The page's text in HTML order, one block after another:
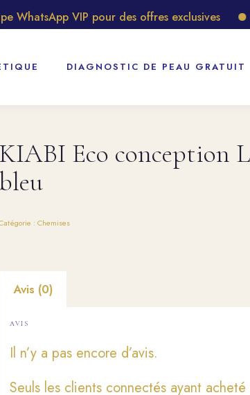
VIP pour des offres exclusives
DIAGNOSTIC DE PEAU GRATUIT
KIABI Eco conception
:Chemises
Avis (0)
AVIS
Il n’y a pas encore d’avis.
Seuls les clients connectés ayant